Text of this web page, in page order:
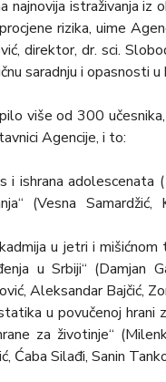
najnovija istraživanja iz
rizika, uime
direktor, dr. sci.
saradnju i opasnosti u
više od 300
Agencije, i to:
i ishrana adolescenata
(Vesna
u jetri i
u Srbiji“ (Damjan
Aleksandar Bajčić,
u povučenoj hrani
za životinje“
Ćaba Silađi, Sanin